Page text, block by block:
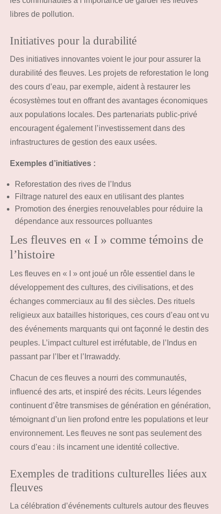
libres de pollution.
Initiatives pour la durabilité
Des initiatives innovantes voient le jour pour assurer la
durabilité des fleuves. Les projets de reforestation le long
des cours d’eau, par exemple, aident à restaurer les
écosystèmes tout en offrant des avantages économiques
aux populations locales. Des partenariats public-privé
encouragent également l’investissement dans des
infrastructures de gestion des eaux usées.
Exemples d’initiatives :
Reforestation des rives de l’Indus
Filtrage naturel des eaux en utilisant des plantes
Promotion des énergies renouvelables pour réduire la
dépendance aux ressources polluantes
Les fleuves en « I » comme témoins de
l’histoire
Les fleuves en « I » ont joué un rôle essentiel dans le
développement des cultures, des civilisations, et des
échanges commerciaux au fil des siècles. Des rituels
religieux aux batailles historiques, ces cours d’eau ont vu
des événements marquants qui ont façonné le destin des
peuples. L’impact culturel est irréfutable, de l’Indus en
passant par l’Iber et l’Irrawaddy.
Chacun de ces fleuves a nourri des communautés,
influencé des arts, et inspiré des récits. Leurs légendes
continuent d’être transmises de génération en génération,
témoignant d’un lien profond entre les populations et leur
environnement. Les fleuves ne sont pas seulement des
cours d’eau : ils incarnent une identité collective.
Exemples de traditions culturelles liées aux
fleuves
La célébration d’événements culturels autour des fleuves